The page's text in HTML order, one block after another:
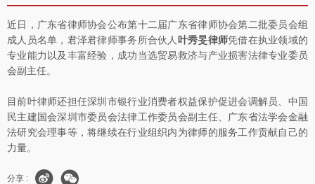
近日，广东省律师协会公布第十二届广东省律师协会第二批委员会组
成人员名单，君泽君律师事务所合伙人 叶秀旻律师凭借在执业领域的
专业能力以及丰富经验，成功当选贸易救济与产业损害法律专业委员
会副主任。
目前叶律师还担任深圳市银行业消费者权益保护促进会调解员、中国
民主建国会深圳市委员会法律工作委员会副主任、广东省法学会金融
法研究会理事等，将继续在行业组织内为律师的服务工作贡献自己的
力量。
分享 :